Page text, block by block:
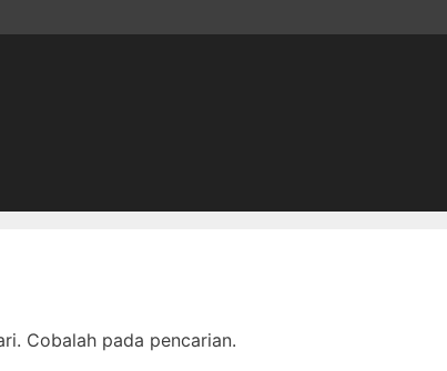
Cobalah pada pencarian.